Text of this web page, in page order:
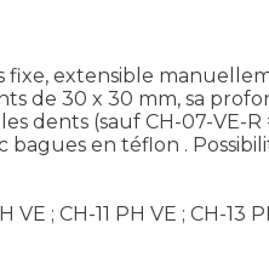
fixe, extensible
de 30 x 30 mm, sa
dents (sauf CH-07-VE-
en téflon .
; CH-11 PH VE ; CH-13